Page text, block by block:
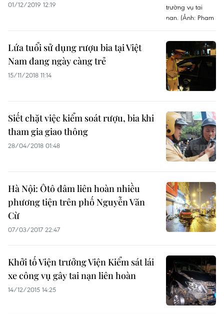
01/12/2019 12:19
Lứa tuổi sử dụng rượu bia tại Việt
Nam đang ngày càng trẻ
15/11/2018 11:14
Siết chặt việc kiểm soát rượu, bia khi
tham gia giao thông
28/04/2018 01:48
Hà Nội: Ôtô đâm liên hoàn nhiều
phương tiện trên phố Nguyễn Văn
Cừ
07/03/2017 22:47
Khởi tố Viện trưởng Viện Kiểm sát lái
xe công vụ gây tai nạn liên hoàn
14/12/2015 14:25